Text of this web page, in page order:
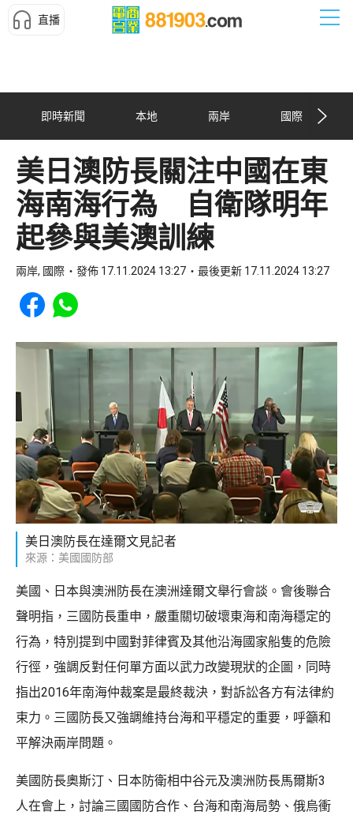
直播
即時新聞 本地 兩岸 國際
美日澳防長關注中國在東
海南海行為 自衛隊明年
起參與美澳訓練
兩岸, 國際 發佈 17.11.2024 13:27 最後更新 17.11.2024 13:27
Share to Facebook
Share to WhatsApp
美日澳防長在達爾文見記者
來源：美國國防部
美國、日本與澳洲防長在澳洲達爾文舉行會談。會後聯合
聲明指，三國防長重申，嚴重關切破壞東海和南海穩定的
行為，特別提到中國對菲律賓及其他沿海國家船隻的危險
行徑，強調反對任何單方面以武力改變現狀的企圖，同時
指出2016年南海仲裁案是最終裁決，對訴訟各方有法律約
束力。三國防長又強調維持台海和平穩定的重要，呼籲和
平解決兩岸問題。
美國防長奧斯汀、日本防衛相中谷元及澳洲防長馬爾斯3
人在會上，討論三國國防合作、台海和南海局勢、俄烏衝